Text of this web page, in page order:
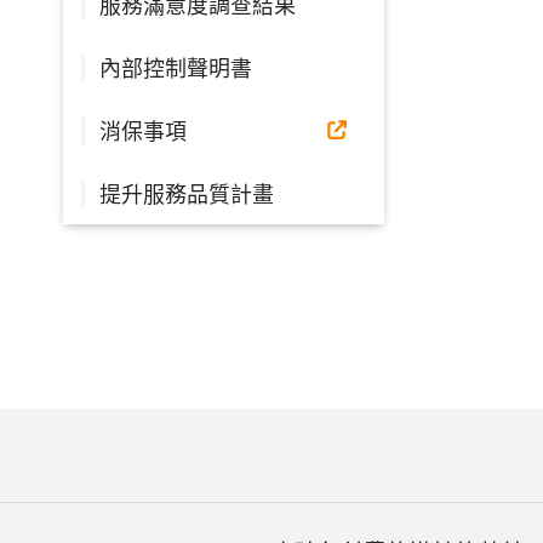
內部控制聲明書
消保事項
提升服務品質計畫